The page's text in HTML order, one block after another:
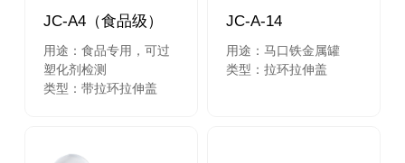
JC-A4（食品级）
用途：食品专用，可过
塑化剂检测
类型：带拉环拉伸盖
JC-A-14
用途：马口铁金属罐
类型：拉环拉伸盖